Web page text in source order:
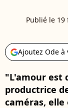
Publié le 19
Ajoutez Ode à
"L'amour est
productrice
caméras,